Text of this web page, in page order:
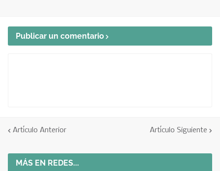
Publicar un comentario
Artículo Anterior Artículo Siguiente
MÁS EN REDES...